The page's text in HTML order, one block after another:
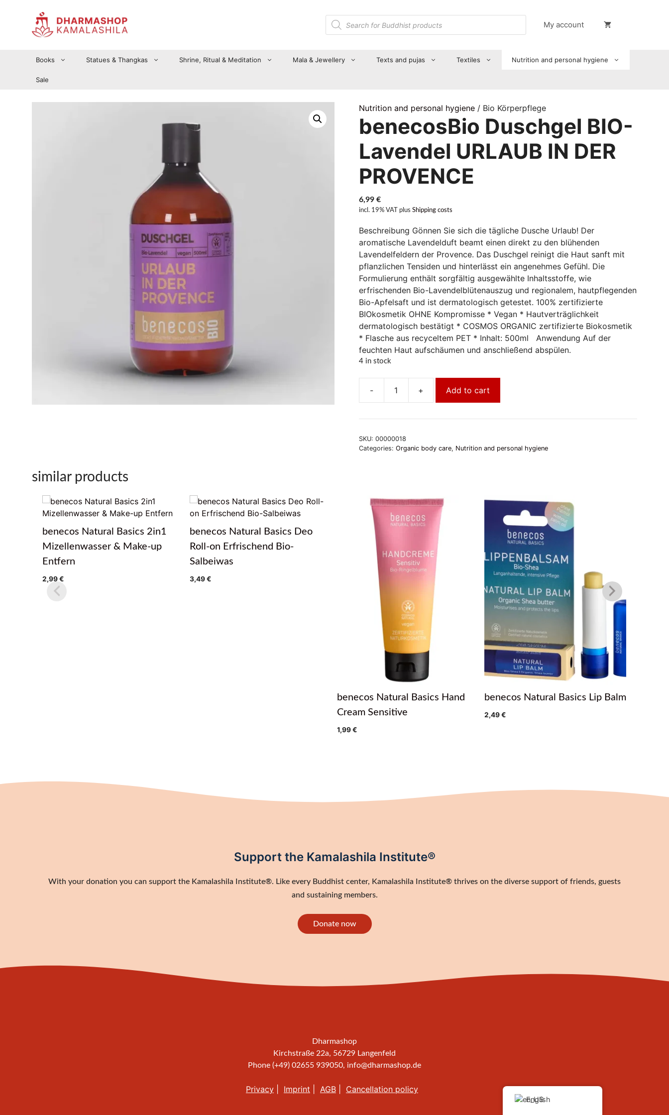
Products
search
My account
Books Statues & Thangkas Shrine, Ritual & Meditation Mala & Jewellery Texts and pujas Textiles Nutrition and personal hygiene
Sale
Nutrition and personal hygiene/ Bio Körperpflege
benecosBio Duschgel BIO-
Lavendel URLAUB IN DER
PROVENCE
6,99 €
incl. 19% VAT plus Shipping costs
Beschreibung Gönnen Sie sich die tägliche Dusche Urlaub! Der
aromatische Lavendelduft beamt einen direkt zu den blühenden
Lavendelfeldern der Provence. Das Duschgel reinigt die Haut sanft mit
pflanzlichen Tensiden und hinterlässt ein angenehmes Gefühl. Die
Formulierung enthält sorgfältig ausgewählte Inhaltsstoffe, wie
erfrischenden Bio-Lavendelblütenauszug und regionalem, hautpflegenden
Bio-Apfelsaft und ist dermatologisch getestet. 100% zertifizierte
BIOkosmetik OHNE Kompromisse * Vegan * Hautverträglichkeit
dermatologisch bestätigt * COSMOS ORGANIC zertifizierte Biokosmetik
* Flasche aus recyceltem PET * Inhalt: 500ml Anwendung Auf der
feuchten Haut aufschäumen und anschließend abspülen.
4 in stock
-
benecosBio
BIO-
URLAUB
+ Add to cart
SKU: 00000018
Categories: Organic body care, Nutrition and personal hygiene
similar products
benecos Natural Basics 2in1
Mizellenwasser & Make-up
Entfern
2,99€
benecos Natural Basics Deo
Roll-on Erfrischend Bio-
Salbeiwas
3,49€
benecos Natural Basics Hand
Cream Sensitive
1,99€
benecos Natural Basics Lip Balm
2,49€
Support the Kamalashila Institute®
With your donation you can support the Kamalashila Institute®. Like every Buddhist center, Kamalashila Institute® thrives on the diverse support of friends, guests
and sustaining members.
Donate now
Dharmashop
Kirchstraße 22a, 56729 Langenfeld
Phone (+49) 02655 939050, info@dharmashop.de
Privacy Imprint AGB Cancellation policy
English